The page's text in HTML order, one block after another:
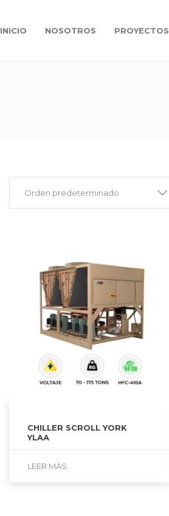
INICIO NOSOTROS PROYECTOS
Orden predeterminado
CHILLER SCROLL YORK
YLAA
LEER MÁS